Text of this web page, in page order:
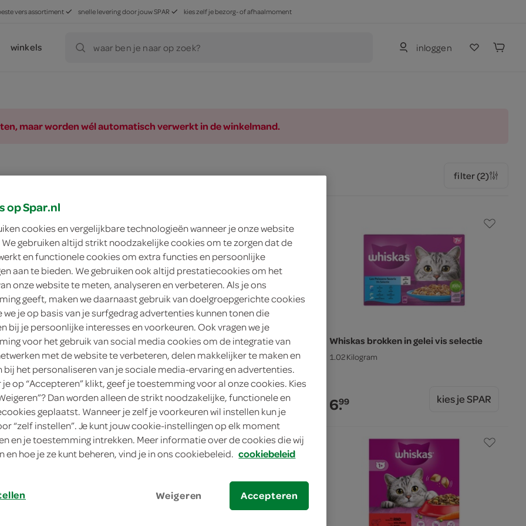
vers assortiment snelle levering door jouw SPAR kies zelf je bezorg- of afhaalmoment
winkels waar ben je naar op zoek? inloggen
maar worden wél automatisch verwerkt in de winkelmand.
filter (2)
selectie in saus
kies je SPAR
Whiskas brokken in gelei classic selectie
1.02 Kilogram
6.99 kies je SPAR
Whiskas brokken in gelei vis selectie
1.02 Kilogram
6.99 kies je SPAR
op Spar.nl
cookies en vergelijkbare technologieën wanneer je onze website
gebruiken altijd strikt noodzakelijke cookies om te zorgen dat de
en functionele cookies om extra functies en persoonlijke
aan te bieden. We gebruiken ook altijd prestatiecookies om het
onze website te meten, analyseren en verbeteren. Als je ons
geeft, maken we daarnaast gebruik van doelgroepgerichte cookies
we je op basis van je surfgedrag advertenties kunnen tonen die
bij je persoonlijke interesses en voorkeuren. Ook vragen we je
voor het gebruik van social media cookies om de integratie van
met de website te verbeteren, delen makkelijker te maken en
bij het personaliseren van je sociale media-ervaring en advertenties.
je op “Accepteren” klikt, geef je toestemming voor al onze cookies. Kies
Dan worden alleen de strikt noodzakelijke, functionele en
geplaatst. Wanneer je zelf je voorkeuren wil instellen kun je
“zelf instellen”. Je kunt jouw cookie-instellingen op elk moment
en je toestemming intrekken. Meer informatie over de cookies die wij
en hoe je ze kunt beheren, vind je in ons cookiebeleid. cookiebeleid
Weigeren Accepteren